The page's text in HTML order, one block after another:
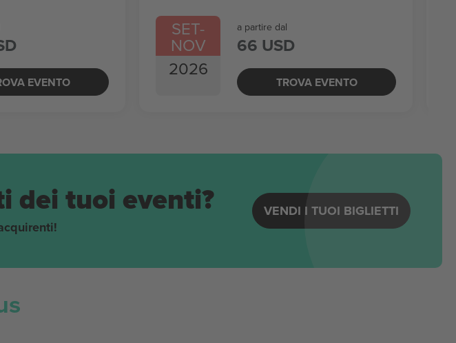
EVENTO
SET-
NOV
2026
a partire dal
66 USD
TROVA EVENTO
dei tuoi eventi? VENDI I TUOI BIGLIETTI